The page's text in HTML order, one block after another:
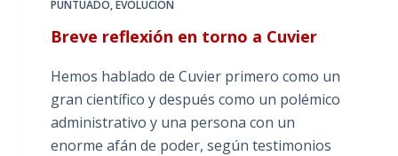
PUNTUADO,EVOLUCIÓN
Breve reflexión en torno a Cuvier
Hemos hablado de Cuvier primero como un
gran científico y después como un polémico
administrativo y una persona con un
enorme afán de poder, según testimonios